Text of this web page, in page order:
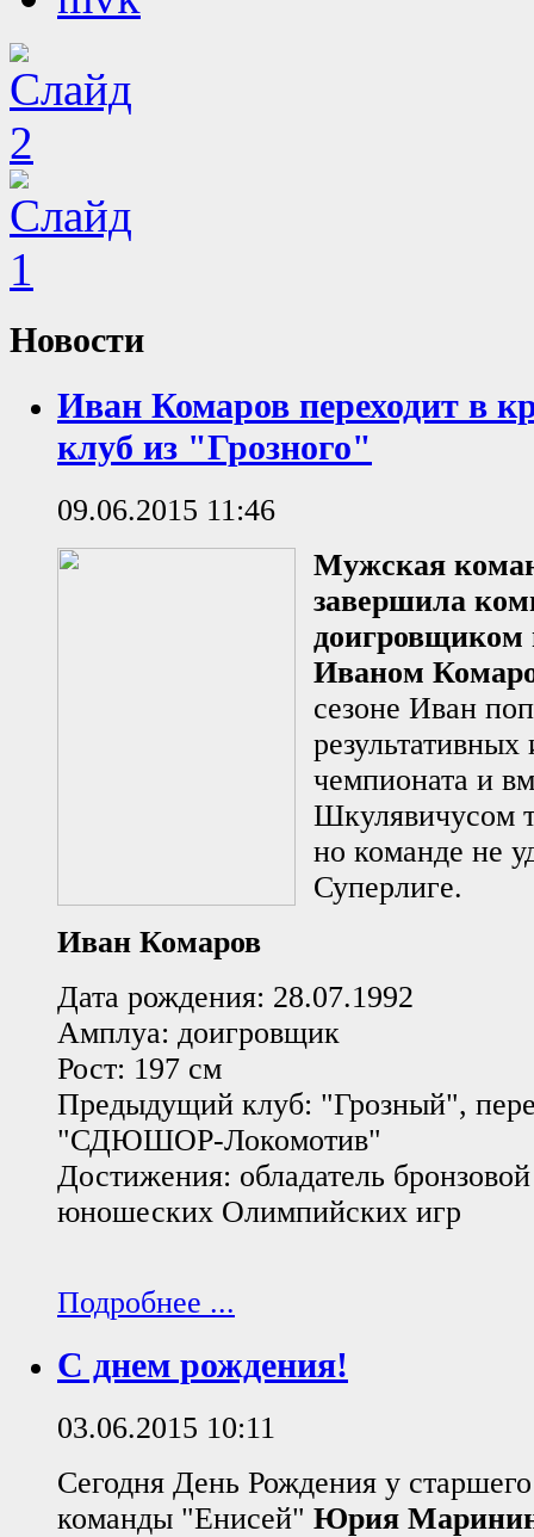
Новости
Иван Комаров переходит в
клуб из "Грозного"
09.06.2015 11:46
Мужская
завершила
доигровщиком
Иваном
сезоне Иван
результативных
чемпионата и
Шкулявичусом
но команде не
Суперлиге.
Иван Комаров
Дата рождения: 28.07.1992
Амплуа: доигровщик
Рост: 197 см
Предыдущий клуб: "Грозный",
"СДЮШОР-Локомотив"
Достижения: обладатель
юношеских Олимпийских игр
Подробнее ...
С днем рождения!
03.06.2015 10:11
Сегодня День Рождения у
команды "Енисей" Юрия